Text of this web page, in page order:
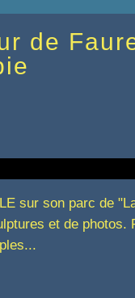
de
sur son parc de
et de photos.